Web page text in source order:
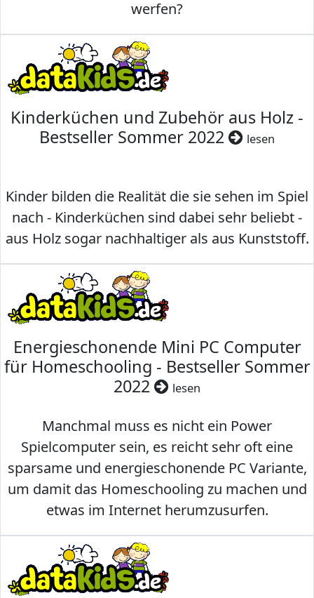
werfen?
Kinderküchen und Zubehör aus Holz -
Bestseller Sommer 2022
lesen
Kinder bilden die Realität die sie sehen im Spiel
nach - Kinderküchen sind dabei sehr beliebt -
aus Holz sogar nachhaltiger als aus Kunststoff.
Energieschonende Mini PC Computer
für Homeschooling - Bestseller Sommer
2022
lesen
Manchmal muss es nicht ein Power
Spielcomputer sein, es reicht sehr oft eine
sparsame und energieschonende PC Variante,
um damit das Homeschooling zu machen und
etwas im Internet herumzusurfen.